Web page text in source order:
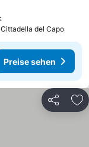
del Capo
Preise sehen
Teilen